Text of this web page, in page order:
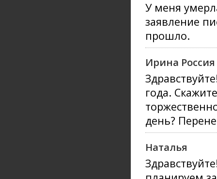
У меня
заявление
прошло.
Ирина Россия
года.
день?
Наталья